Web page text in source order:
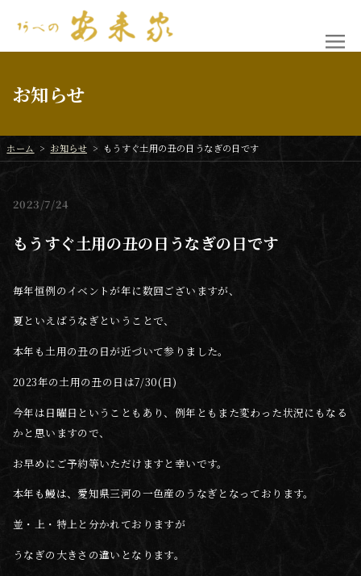
お知らせ
ホーム > お知らせ > もうすぐ土用の丑の日うなぎの日です
2023 7/24
もうすぐ土用の丑の日うなぎの日です
毎年恒例のイベントが年に数回ございますが、
夏といえばうなぎということで、
本年も土用の丑の日が近づいて参りました。
2023年の土用の丑の日は7/30(日)
今年は日曜日ということもあり、例年ともまた変わった状況にもなる
かと思いますので、
お早めにご予約等いただけますと幸いです。
本年も鰻は、愛知県三河の一色産のうなぎとなっております。
並・上・特上と分かれておりますが
うなぎの大きさの違いとなります。